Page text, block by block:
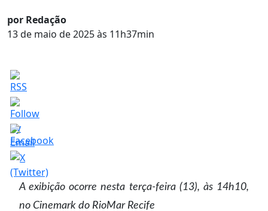
por Redação
13 de maio de 2025 às 11h37min
A exibição ocorre nesta terça-feira (13), às 14h10,
no Cinemark do RioMar Recife